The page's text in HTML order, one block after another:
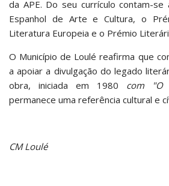
da APE. Do seu currículo contam-
Espanhol de Arte e Cultura, o
Literatura Europeia e o Prémio
O Município de Loulé reafirma que
a apoiar a divulgação do legado
obra, iniciada em 1980 com "O
permanece uma referência cultural e
CM Loulé